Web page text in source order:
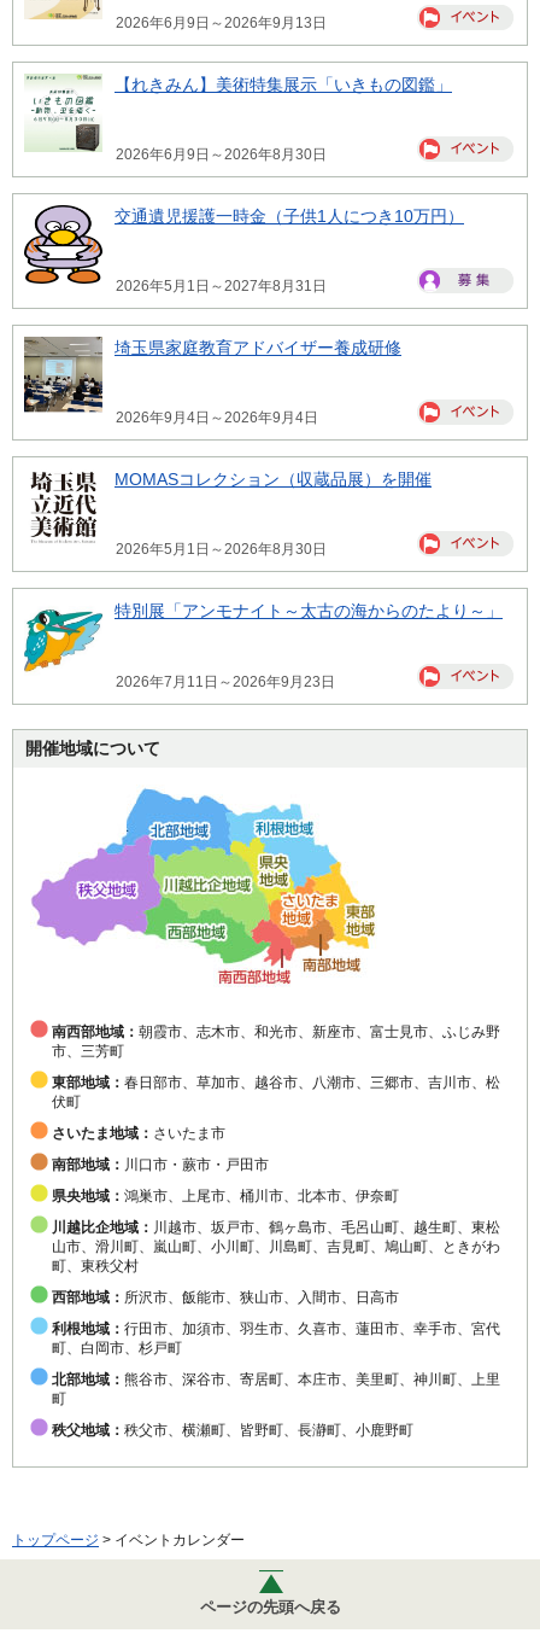
2026年6月9日～2026年9月13日
【れきみん】美術特集展示「いきもの図鑑」
2026年6月9日～2026年8月30日
交通遺児援護一時金（子供1人につき10万円）
2026年5月1日～2027年8月31日
埼玉県家庭教育アドバイザー養成研修
2026年9月4日～2026年9月4日
MOMASコレクション（収蔵品展）を開催
2026年5月1日～2026年8月30日
特別展「アンモナイト～太古の海からのたより～」
2026年7月11日～2026年9月23日
開催地域について
南西部地域： 朝霞市、志木市、和光市、新座市、富士見市、ふじみ野
市、三芳町
東部地域： 春日部市、草加市、越谷市、八潮市、三郷市、吉川市、松
伏町
さいたま地域： さいたま市
南部地域： 川口市・蕨市・戸田市
県央地域： 鴻巣市、上尾市、桶川市、北本市、伊奈町
川越比企地域： 川越市、坂戸市、鶴ヶ島市、毛呂山町、越生町、東松
山市、滑川町、嵐山町、小川町、川島町、吉見町、鳩山町、ときがわ
町、東秩父村
西部地域： 所沢市、飯能市、狭山市、入間市、日高市
利根地域： 行田市、加須市、羽生市、久喜市、蓮田市、幸手市、宮代
町、白岡市、杉戸町
北部地域： 熊谷市、深谷市、寄居町、本庄市、美里町、神川町、上里
町
秩父地域： 秩父市、横瀬町、皆野町、長瀞町、小鹿野町
トップページ > イベントカレンダー
ページの先頭へ戻る